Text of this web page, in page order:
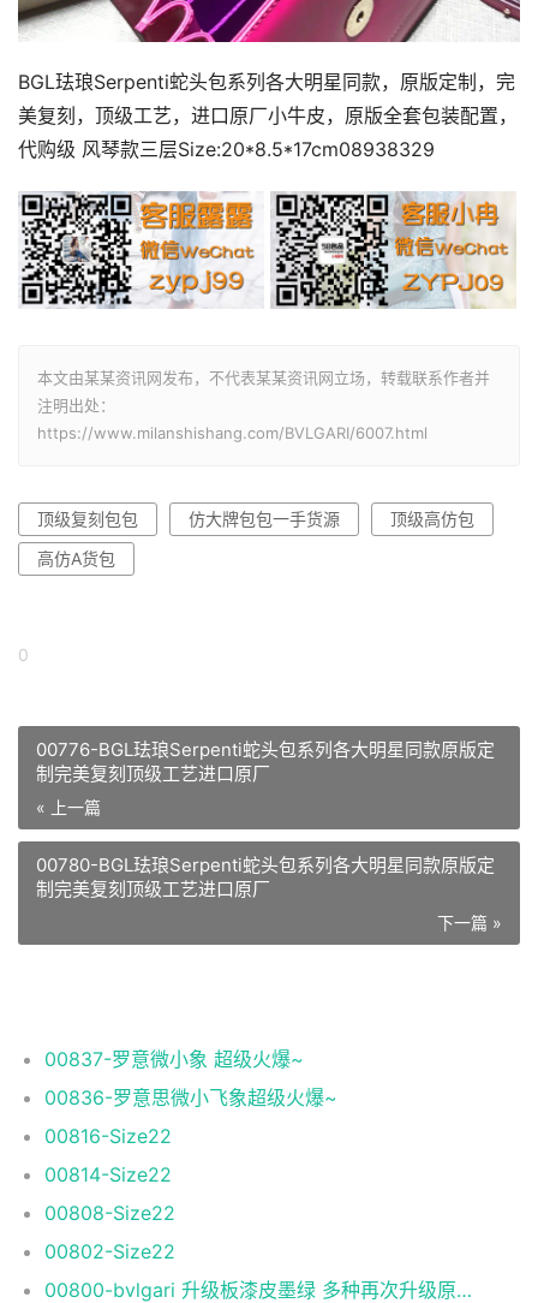
BGL珐琅Serpenti蛇头包系列各大明星同款，原版定制，完
美复刻，顶级工艺，进口原厂小牛皮，原版全套包装配置，
代购级 风琴款三层Size:20*8.5*17cm08938329
本文由某某资讯网发布，不代表某某资讯网立场，转载联系作者并
注明出处：
https://www.milanshishang.com/BVLGARI/6007.html
顶级复刻包包 仿大牌包包一手货源
顶级高仿包
高仿A货包
0
00776-BGL珐琅Serpenti蛇头包系列各大明星同款原版定
制完美复刻顶级工艺进口原厂
« 上一篇
00780-BGL珐琅Serpenti蛇头包系列各大明星同款原版定
制完美复刻顶级工艺进口原厂
下一篇 »
00837-罗意微小象 超级火爆~
00836-罗意思微小飞象超级火爆~
00816-Size22
00814-Size22
00808-Size22
00802-Size22
00800-bvlgari 升级板漆皮墨绿 多种再次升级原单顶